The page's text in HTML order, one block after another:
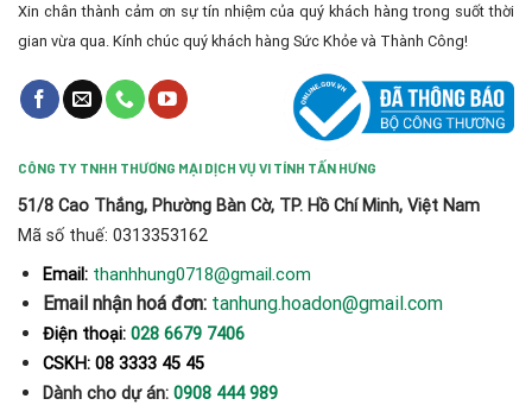
Xin chân thành cảm ơn sự tín nhiệm của quý khách hàng trong suốt thời
gian vừa qua. Kính chúc quý khách hàng Sức Khỏe và Thành Công!
CÔNG TY TNHH THƯƠNG MẠI DỊCH VỤ VI TÍNH TẤN HƯNG
51/8 Cao Thắng, Phường Bàn Cờ, TP. Hồ Chí Minh, Việt Nam
Mã số thuế: 0313353162
Email: thanhhung0718@gmail.com
Email nhận hoá đơn: tanhung.hoadon@gmail.com
Điện thoại: 028 6679 7406
CSKH: 08 3333 45 45
Dành cho dự án: 0908 444 989